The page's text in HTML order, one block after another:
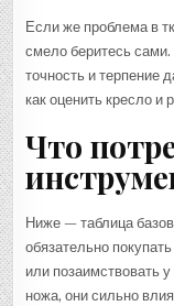
Если же проблема в
смело беритесь
точность и терпение
как оценить кресло
Что
Ниже — таблица
обязательно
или позаимствовать
ножа, они сильно